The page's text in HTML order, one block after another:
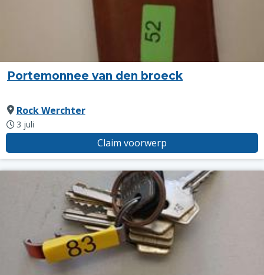
Portemonnee van den broeck
Rock Werchter
3 juli
Claim voorwerp